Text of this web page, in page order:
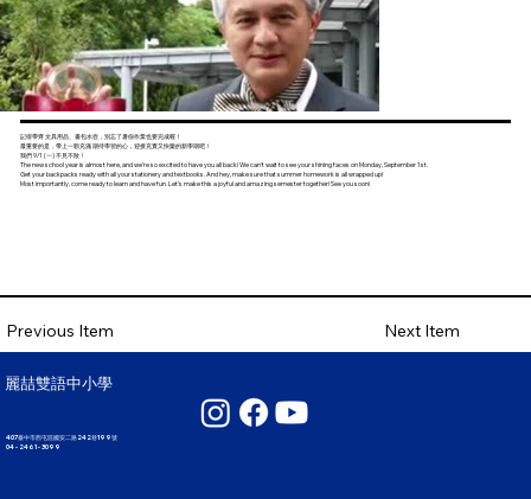
記得帶齊 文具用品、書包水壺，別忘了暑假作業也要完成喔！
最重要的是，帶上一顆充滿 期待學習的心，迎接充實又快樂的新學期吧！
我們 9/1 (一) 不見不散！
The new school year is almost here, and we're so excited to have you all back! We can't wait to see your shining faces on Monday, September 1st.
Get your backpacks ready with all your stationery and textbooks. And hey, make sure that summer homework is all wrapped up!
Most importantly, come ready to learn and have fun. Let's make this a joyful and amazing semester together! See you soon!
Previous Item Next Item
麗喆雙語中小學
407臺中市西屯區國安二路242巷199號
04 - 2461 - 3099